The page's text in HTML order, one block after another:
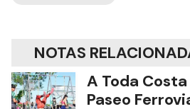
NOTAS
A Toda
Paseo